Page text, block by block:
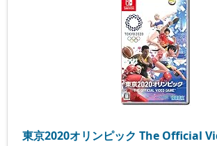
東京2020オリンピック The Official